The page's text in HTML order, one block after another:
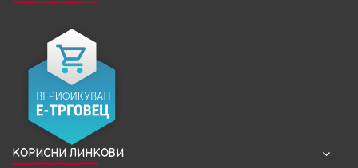
КОРИСНИ ЛИНКОВИ